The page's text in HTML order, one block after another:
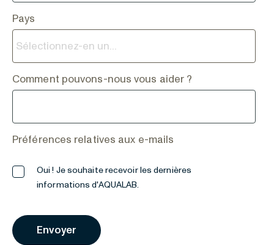
Pays
Comment pouvons-nous vous aider ?
Préférences relatives aux e-mails
Oui ! Je souhaite recevoir les dernières
informations d'AQUALAB.